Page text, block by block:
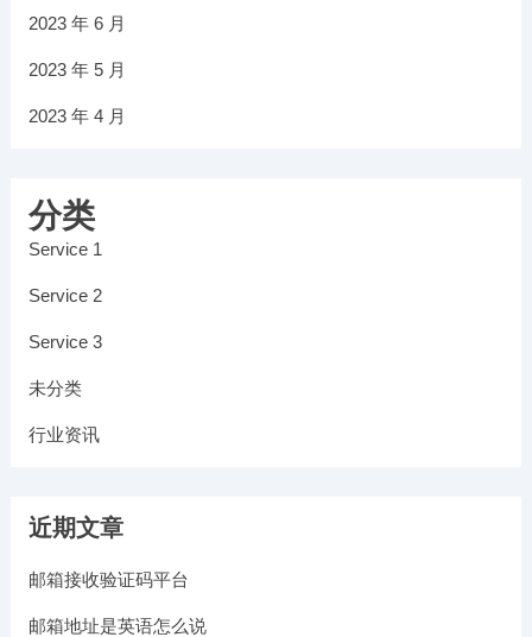
2023 年 6 月
2023 年 5 月
2023 年 4 月
分类
Service 1
Service 2
Service 3
未分类
行业资讯
近期文章
邮箱接收验证码平台
邮箱地址是英语怎么说